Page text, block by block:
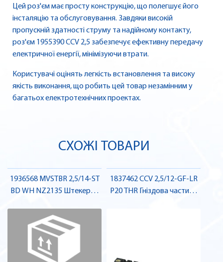
Цей роз'єм має просту конструкцію, що полегшує його
інсталяцію та обслуговування. Завдяки високій
пропускній здатності струму та надійному контакту,
роз'єм 1955390 CCV 2,5 забезпечує ефективну передачу
електричної енергії, мінімізуючи втрати.
Користувачі оцінять легкість встановлення та високу
якість виконання, що робить цей товар незамінним у
багатьох електротехнічних проектах.
СХОЖІ ТОВАРИ
1936568 MVSTBR 2,5/14-ST
BD WH NZ2135 Штекерна
Contact
1837462 CCV 2,5/12-GF-LR
P20 THR Гніздова частина